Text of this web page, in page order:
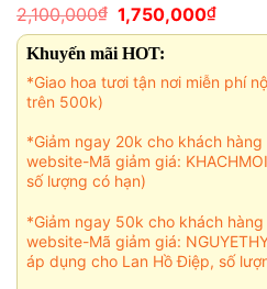
2,100,000₫ Giá
gốc
là:
2,100,000₫.
1,750,000₫Giá
hiện
Khuyến mãi HOT:
*Giao hoa tươi tận nơi miễn phí
trên 500k)
*Giảm ngay 20k cho khách
website-Mã giảm giá:
số lượng có hạn)
*Giảm ngay 50k cho khách
website-Mã giảm giá:
áp dụng cho Lan Hồ Điệp, số